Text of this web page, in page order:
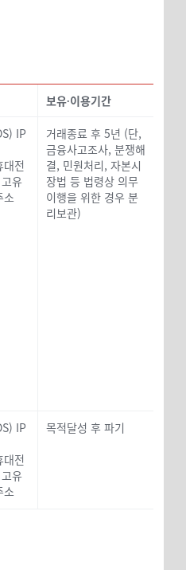
보유∙이용기간
IP
전
유
소
거래종료 후 5년 (단,
금융사고조사, 분쟁해
결, 민원처리, 자본시
장법 등 법령상 의무
이행을 위한 경우 분
리보관)
IP
전
유
소
목적달성 후 파기